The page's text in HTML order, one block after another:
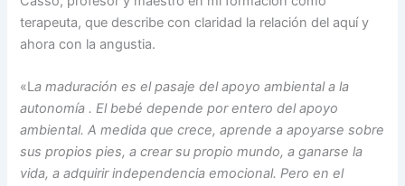
terapeuta, que describe con claridad la relación del aquí y
ahora con la angustia.
«La maduración es el pasaje del apoyo ambiental a la
autonomía . El bebé depende por entero del apoyo
ambiental. A medida que crece, aprende a apoyarse sobre
sus propios pies, a crear su propio mundo, a ganarse la
vida, a adquirir independencia emocional. Pero en el